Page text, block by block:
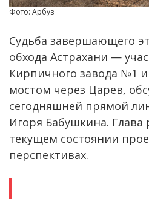
Фото: Арбуз
Судьба завершающего
обхода Астрахани —
Кирпичного завода №1
мостом через Царев,
сегодняшней прямой
Игоря Бабушкина.
текущем состоянии
перспективах.